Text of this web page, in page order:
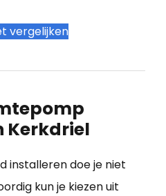
vergelijken
Kerkdriel
installeren doe je niet
kun je kiezen uit